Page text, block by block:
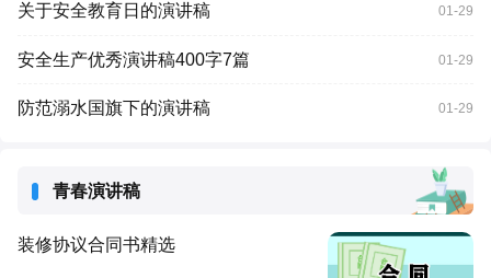
关于安全教育日的演讲稿 01-29
安全生产优秀演讲稿400字7篇 01-29
防范溺水国旗下的演讲稿 01-29
青春演讲稿
装修协议合同书精选